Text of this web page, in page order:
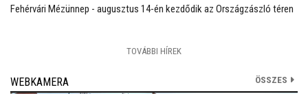
Fehérvári Mézünnep - augusztus 14-én kezdődik az Országzászló téren
TOVÁBBI HÍREK
WEBKAMERA ÖSSZES